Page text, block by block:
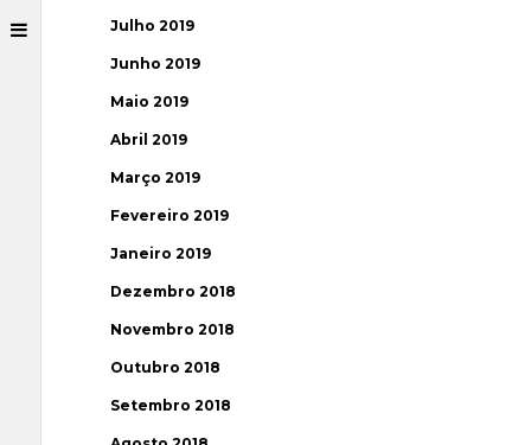
Julho 2019
Junho 2019
Maio 2019
Abril 2019
Março 2019
Fevereiro 2019
Janeiro 2019
Dezembro 2018
Novembro 2018
Outubro 2018
Setembro 2018